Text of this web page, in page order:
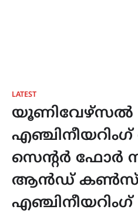
LATEST
യൂണിവേഴ്സൽ
സെന്റർ ഫോർ
ആൻഡ്
എഞ്ചിനീയറിംഗ്